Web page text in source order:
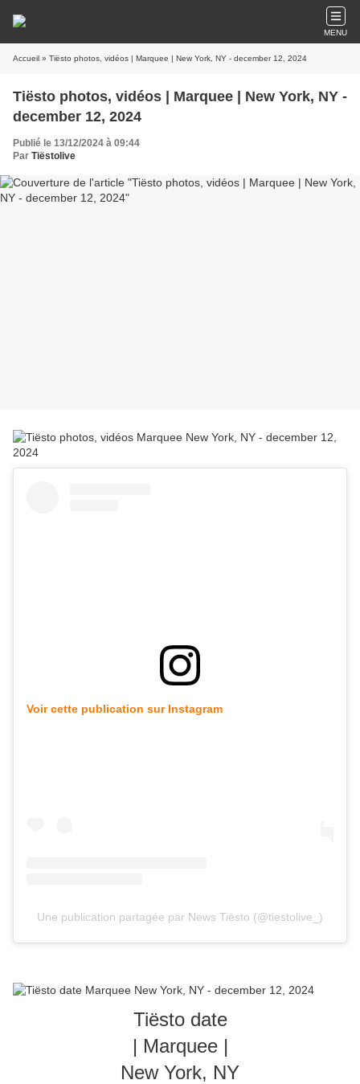
MENU
Accueil » Tiësto photos, vidéos | Marquee | New York, NY - december 12, 2024
Tiësto photos, vidéos | Marquee | New York, NY -
december 12, 2024
Publié le 13/12/2024 à 09:44
Par Tiëstolive
Voir cette publication sur Instagram
Une publication partagée par News Tiësto (@tiestolive_)
Tiësto date
| Marquee |
New York, NY